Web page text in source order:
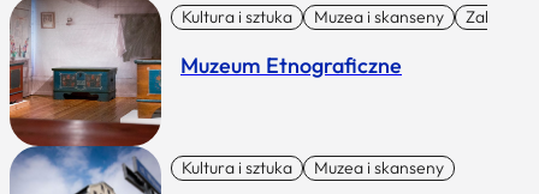
Kultura i sztuka Muzea i skanseny Zabytki I
Muzeum Etnograficzne
Kultura i sztuka Muzea i skanseny